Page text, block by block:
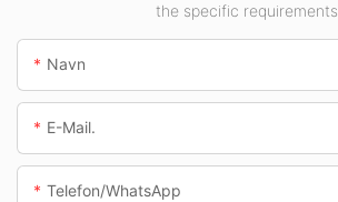
underføringer.the specific requirements.
Navn
E-Mail.
Telefon/whatsApp